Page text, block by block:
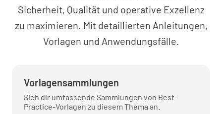
Sicherheit, Qualität und operative Exzellenz
zu maximieren. Mit detaillierten Anleitungen,
Vorlagen und Anwendungsfälle.
Vorlagensammlungen
Sieh dir umfassende Sammlungen von Best-
Practice-Vorlagen zu diesem Thema an.